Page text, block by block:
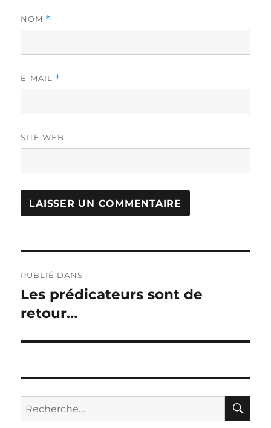
NOM *
E-MAIL *
SITE WEB
de
l’article
PUBLIÉ DANS
Les prédicateurs sont de
retour…
Recherche
pour :